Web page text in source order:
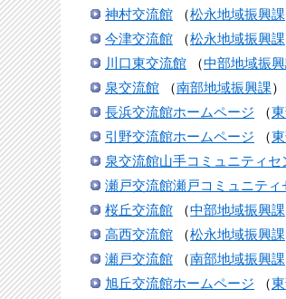
神村交流館 （松永地域振興課
今津交流館 （松永地域振興課
川口東交流館 （中部地域振
泉交流館 （南部地域振興課）
長浜交流館ホームページ （
引野交流館ホームページ （
泉交流館山手コミュニティセ
瀬戸交流館瀬戸コミュニティ
桜丘交流館 （中部地域振興課
高西交流館 （松永地域振興課
瀬戸交流館 （南部地域振興課
旭丘交流館ホームページ （